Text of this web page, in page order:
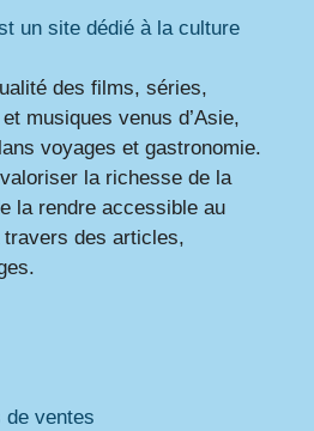
un site dédié à la culture
des films, séries,
musiques venus d’Asie,
voyages et gastronomie.
la richesse de la
la rendre accessible au
travers des articles,
de ventes